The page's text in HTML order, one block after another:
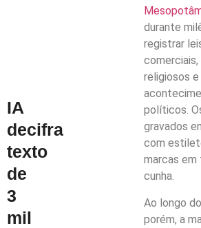
IA
decifra
texto
de
3
mil
durante
registrar
comerciais,
religiosos e
políticos.
gravados
com
marcas em
cunha.
Ao longo
porém, a